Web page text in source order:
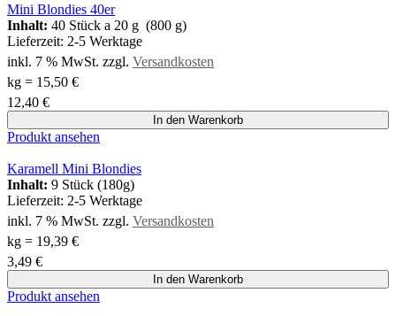
Mini Blondies 40er
Inhalt: 40 Stück a 20 g (800 g)
Lieferzeit: 2-5 Werktage
inkl. 7 % MwSt. zzgl. Versandkosten
kg = 15,50 €
12,40 €
In den Warenkorb
Produkt ansehen
Karamell Mini Blondies
Inhalt: 9 Stück (180g)
Lieferzeit: 2-5 Werktage
inkl. 7 % MwSt. zzgl. Versandkosten
kg = 19,39 €
3,49 €
In den Warenkorb
Produkt ansehen